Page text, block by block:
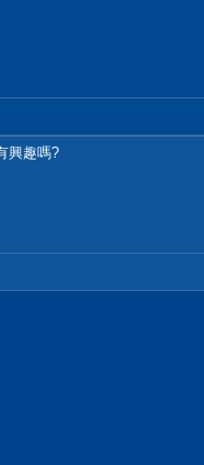
興趣嗎?